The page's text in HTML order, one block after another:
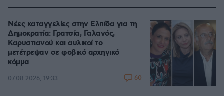
Νέες καταγγελίες στην Ελπίδα για τη
Δημοκρατία: Γρατσία, Γαλανός,
Καρυστιανού και αυλικοί το
μετέτρεψαν σε φοβικό αρχηγικό
κόμμα
07.08.2026, 19:33 60